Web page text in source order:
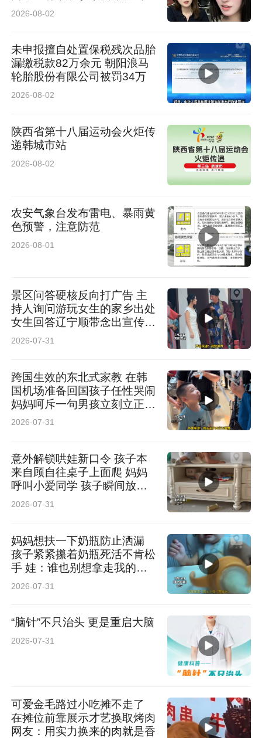
2026-08-02
未申报擅自处置保税残次品胎
漏缴税款82万余元 朝阳浪马
轮胎股份有限公司被罚34万
2026-08-02
陕西省第十八届运动会火炬传
递韩城市站
2026-08-02
农安气象台发布雷电、暴雨黄
色预警，注意防范
2026-08-01
景区问答硬核反向打广告 主
持人询问游玩女生的家乡出处
女生回答辽宁顺带念出宣传标
语 网友：主打一个公费出门
2026-07-31
跨国生效的东北式家教 在韩
国机场准备回国孩子任性哭闹
妈妈呵斥一句男孩立刻立正站
定 网友：走遍天下 妈妈最大
2026-07-31
意外解锁哄娃新口令 孩子本
来自顾自往桌子上面爬 妈妈
呼叫小爱同学 孩子瞬间放弃
网友：以后管娃可以不用喊大
2026-07-31
妈妈想扶一下奶瓶防止洒漏
孩子紧紧攥着奶瓶死活不肯松
手 娃：谁也别想拿走我的奶
瓶！ 网友：仿佛看到了我小
2026-07-31
“脑针”不只治头 更是重启大脑
2026-07-31
可爱金毛路过小吃摊不走了
在摊位前靠展示才艺换取烤肉
网友：用实力换来的肉就是香